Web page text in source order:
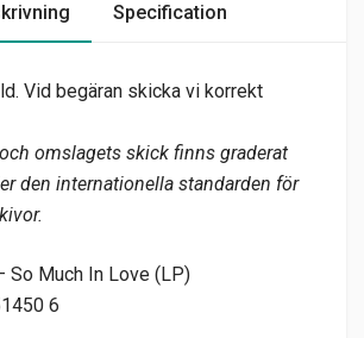
Specification
Vid begäran skicka vi korrekt
omslagets skick finns graderat
den internationella standarden för
So Much In Love (LP)
6